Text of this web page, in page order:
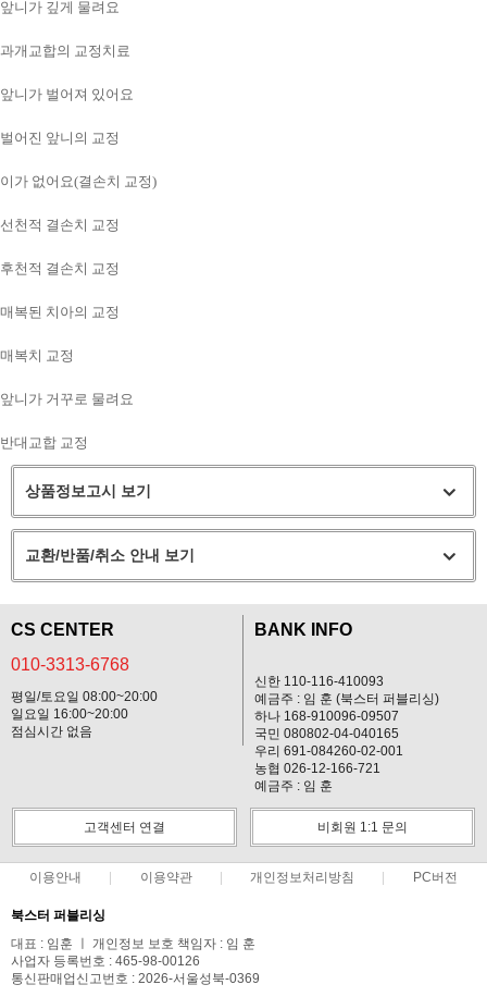
앞니가 깊게 물려요
과개교합의 교정치료
앞니가 벌어져 있어요
벌어진 앞니의 교정
이가 없어요(결손치 교정)
선천적 결손치 교정
후천적 결손치 교정
매복된 치아의 교정
매복치 교정
앞니가 거꾸로 물려요
반대교합 교정
상품정보고시 보기
교환/반품/취소 안내 보기
CS CENTER
010-3313-6768
평일/토요일 08:00~20:00
일요일 16:00~20:00
점심시간 없음
BANK INFO
신한 110-116-410093
예금주 : 임 훈 (북스터 퍼블리싱)
하나 168-910096-09507
국민 080802-04-040165
우리 691-084260-02-001
농협 026-12-166-721
예금주 : 임 훈
고객센터 연결 비회원 1:1 문의
이용안내 이용약관 개인정보처리방침 PC버전
북스터 퍼블리싱
대표 : 임훈 ㅣ 개인정보 보호 책임자 : 임 훈
사업자 등록번호 : 465-98-00126
통신판매업신고번호 : 2026-서울성북-0369